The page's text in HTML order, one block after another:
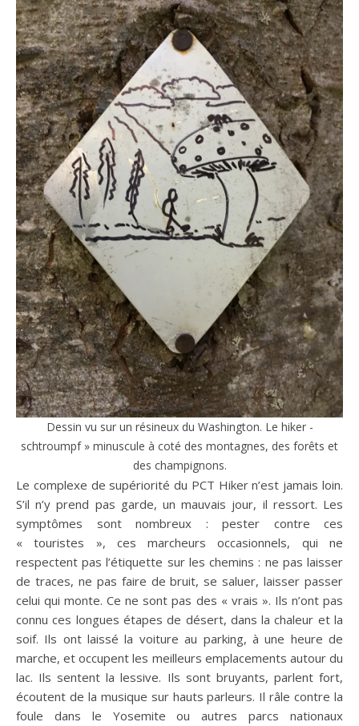
Dessin vu sur un résineux du Washington. Le hiker -
schtroumpf » minuscule à coté des montagnes, des forêts et
des champignons.
Le complexe de supériorité du PCT Hiker n’est jamais loin.
S’il n’y prend pas garde, un mauvais jour, il ressort. Les
symptômes sont nombreux : pester contre ces
« touristes », ces marcheurs occasionnels, qui ne
respectent pas l’étiquette sur les chemins : ne pas laisser
de traces, ne pas faire de bruit, se saluer, laisser passer
celui qui monte. Ce ne sont pas des « vrais ». Ils n’ont pas
connu ces longues étapes de désert, dans la chaleur et la
soif. Ils ont laissé la voiture au parking, à une heure de
marche, et occupent les meilleurs emplacements autour du
lac. Ils sentent la lessive. Ils sont bruyants, parlent fort,
écoutent de la musique sur hauts parleurs. Il râle contre la
foule dans le Yosemite ou autres parcs nationaux